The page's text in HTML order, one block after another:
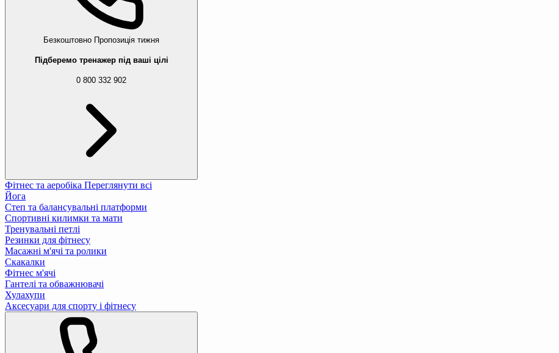
Безкоштовно Пропозиція тижня
Підберемо тренажер під ваші цілі
0 800 332 902
Фітнес та аеробіка Переглянути всі
Йога
Степ та балансувальні платформи
Спортивні килимки та мати
Тренувальні петлі
Резинки для фітнесу
Масажні м'ячі та ролики
Скакалки
Фітнес м'ячі
Гантелі та обважнювачі
Хулахупи
Аксесуари для спорту і фітнесу